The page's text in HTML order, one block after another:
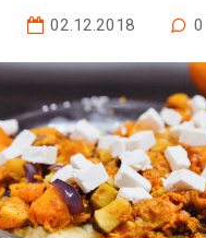
02.12.2018 0